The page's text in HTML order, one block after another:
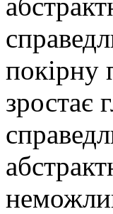
покірну
зростає